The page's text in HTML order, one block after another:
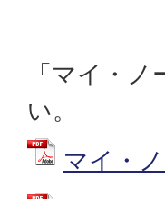
「マイ・
い。
マイ・